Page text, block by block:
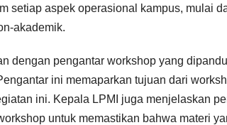
setiap aspek operasional kampus, mulai
akademik.
dengan pengantar workshop yang
ini memaparkan tujuan dari
ini. Kepala LPMI juga menjelaskan
untuk memastikan bahwa materi